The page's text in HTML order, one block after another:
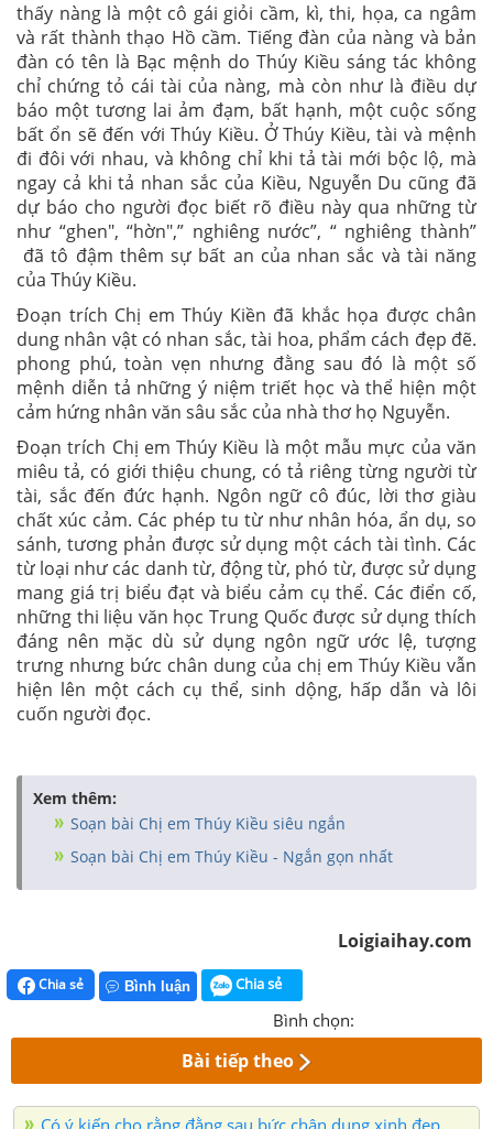
thấy nàng là một cô gái giỏi cầm, kì, thi, họa, ca ngâm
và rất thành thạo Hồ cầm. Tiếng đàn của nàng và bản
đàn có tên là Bạc mệnh do Thúy Kiều sáng tác không
chỉ chứng tỏ cái tài của nàng, mà còn như là điều dự
báo một tương lai ảm đạm, bất hạnh, một cuộc sống
bất ổn sẽ đến với Thúy Kiều. Ở Thúy Kiều, tài và mệnh
đi đôi với nhau, và không chỉ khi tả tài mới bộc lộ, mà
ngay cả khi tả nhan sắc của Kiều, Nguyễn Du cũng đã
dự báo cho người đọc biết rõ điều này qua những từ
như “ghen", “hờn",” nghiêng nước”, “ nghiêng thành”
đã tô đậm thêm sự bất an của nhan sắc và tài năng
của Thúy Kiều.
Đoạn trích Chị em Thúy Kiền đã khắc họa được chân
dung nhân vật có nhan sắc, tài hoa, phẩm cách đẹp đẽ.
phong phú, toàn vẹn nhưng đằng sau đó là một số
mệnh diễn tả những ý niệm triết học và thể hiện một
cảm hứng nhân văn sâu sắc của nhà thơ họ Nguyễn.
Đoạn trích Chị em Thúy Kiều là một mẫu mực của văn
miêu tả, có giới thiệu chung, có tả riêng từng người từ
tài, sắc đến đức hạnh. Ngôn ngữ cô đúc, lời thơ giàu
chất xúc cảm. Các phép tu từ như nhân hóa, ẩn dụ, so
sánh, tương phản được sử dụng một cách tài tình. Các
từ loại như các danh từ, động từ, phó từ, được sử dụng
mang giá trị biểu đạt và biểu cảm cụ thể. Các điển cố,
những thi liệu văn học Trung Quốc được sử dụng thích
đáng nên mặc dù sử dụng ngôn ngữ ước lệ, tượng
trưng nhưng bức chân dung của chị em Thúy Kiều vẫn
hiện lên một cách cụ thể, sinh dộng, hấp dẫn và lôi
cuốn người đọc.
Xem thêm:
Soạn bài Chị em Thúy Kiều siêu ngắn
Soạn bài Chị em Thúy Kiều - Ngắn gọn nhất
Loigiaihay.com
Chia sẻ Bình luận Chia sẻ
Bình chọn:
Bài tiếp theo
Có ý kiến cho rằng đằng sau bức chân dung xinh đẹp